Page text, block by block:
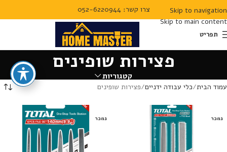
Skip to navigation
Skip to main content
צרו קשר: 052-6220944
תפריט
פצירות שופינים
קטגוריות
עמוד הבית כלי עבודה ידניים פצירות שופינים
נמכר נמכר